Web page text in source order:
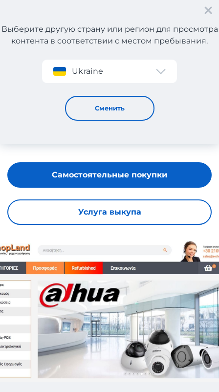
Регистрация
Выберите другую страну или регион для просмотра
контента в соответствии с местом пребывания.
Ukraine
Сменить
e-ShopLand
Услуга выкупа
Самостоятельные покупки